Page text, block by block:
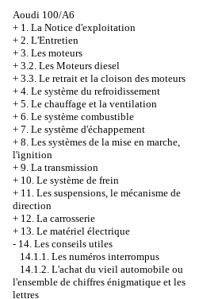
Aoudi 100/A6
+ 1. La Notice d'exploitation
+ 2. L'Entretien
+ 3. Les moteurs
+ 3.2. Les Moteurs diesel
+ 3.3. Le retrait et la cloison des moteurs
+ 4. Le système du refroidissement
+ 5. Le chauffage et la ventilation
+ 6. Le système combustible
+ 7. Le système d'échappement
+ 8. Les systèmes de la mise en marche,
l'ignition
+ 9. La transmission
+ 10. Le système de frein
+ 11. Les suspensions, le mécanisme de
direction
+ 12. La carrosserie
+ 13. Le matériel électrique
- 14. Les conseils utiles
14.1.1. Les numéros interrompus
14.1.2. L'achat du vieil automobile ou
l'ensemble de chiffres énigmatique et les
lettres